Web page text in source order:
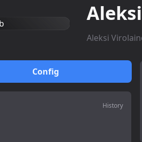
Aleksi
Config
History